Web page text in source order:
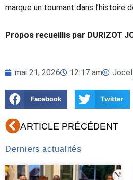
marque un tournant dans l’histoire
Propos recueillis par DURIZOT
mai 21, 2026 12:17 am
Facebook Twitter
Précédent
ARTICLE PRÉCÉDENT
Derniers actualités